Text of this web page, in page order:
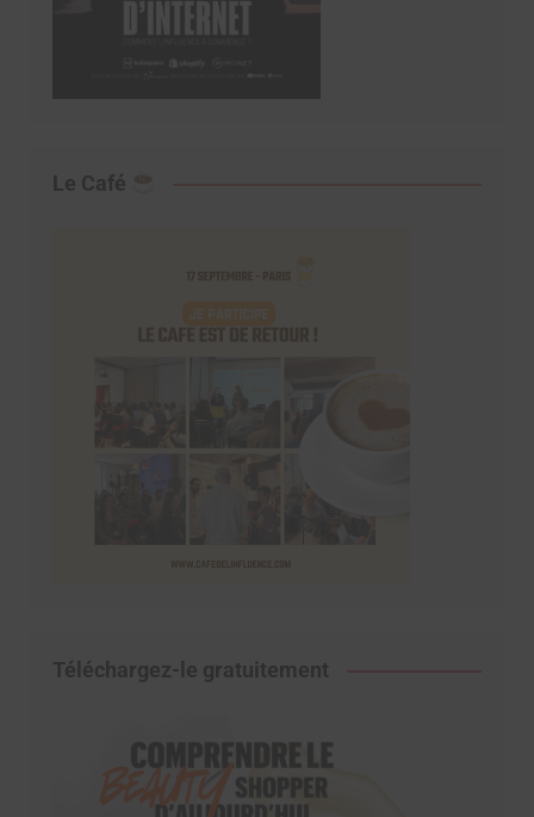
Le Café
Téléchargez-le gratuitement